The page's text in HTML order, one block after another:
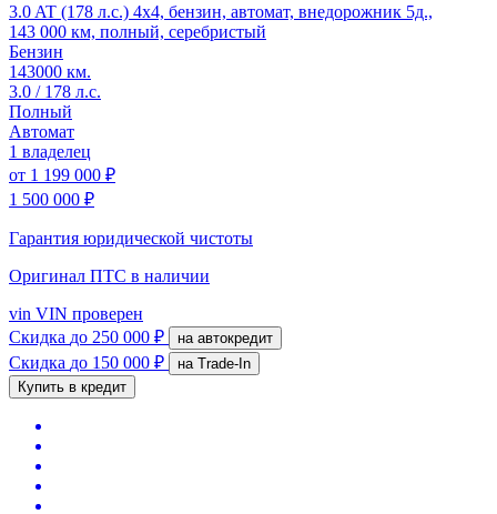
3.0 AT (178 л.с.) 4x4, бензин, автомат, внедорожник 5д.,
143 000 км, полный, серебристый
Бензин
143000 км.
3.0 / 178 л.с.
Полный
Автомат
1 владелец
от 1 199 000 ₽
1 500 000 ₽
Гарантия юридической чистоты
Оригинал ПТС в наличии
vin VIN проверен
Скидка до 250 000 ₽ на автокредит
Скидка до 150 000 ₽
на Trade-In
Купить в кредит